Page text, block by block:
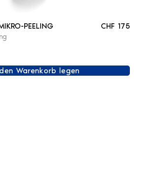
PEELING CHF 175
Warenkorb legen